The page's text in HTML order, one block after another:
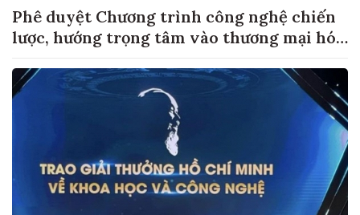
Phê duyệt Chương trình công nghệ chiến
lược, hướng trọng tâm vào thương mại hóa